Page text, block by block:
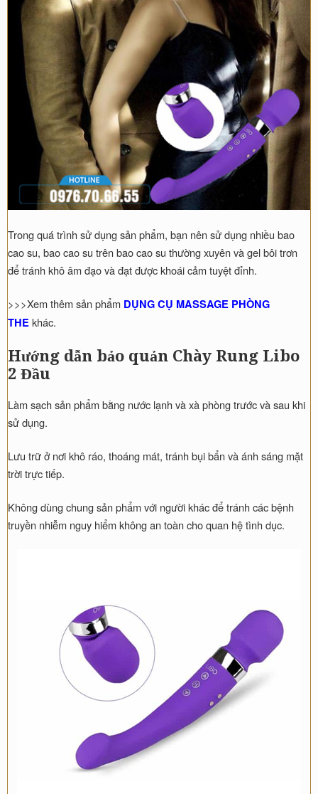
Trong quá trình sử dụng sản phẩm, bạn nên sử dụng nhiều bao
cao su, bao cao su trên bao cao su thường xuyên và gel bôi trơn
để tránh khô âm đạo và đạt được khoái cảm tuyệt đỉnh.
>>>Xem thêm sản phẩm DỤNG CỤ MASSAGE PHÒNG
THEkhác.
Hướng dẫn bảo quản Chày Rung Libo
2 Đầu
Làm sạch sản phẩm bằng nước lạnh và xà phòng trước và sau khi
sử dụng.
Lưu trữ ở nơi khô ráo, thoáng mát, tránh bụi bẩn và ánh sáng mặt
trời trực tiếp.
Không dùng chung sản phẩm với người khác để tránh các bệnh
truyền nhiễm nguy hiểm không an toàn cho quan hệ tình dục.